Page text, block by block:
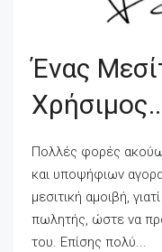
Ένας
Πολλές φορές
και υποψήφιων
μεσιτική αμοιβή,
πωλητής, ώστε να
του. Επίσης πολύ...